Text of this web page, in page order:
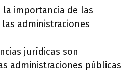
la importancia de las
administraciones
jurídicas son
administraciones públicas